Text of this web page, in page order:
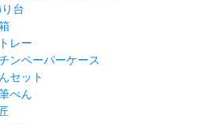
台
レー
ンペーパーケース
セット
ぺん